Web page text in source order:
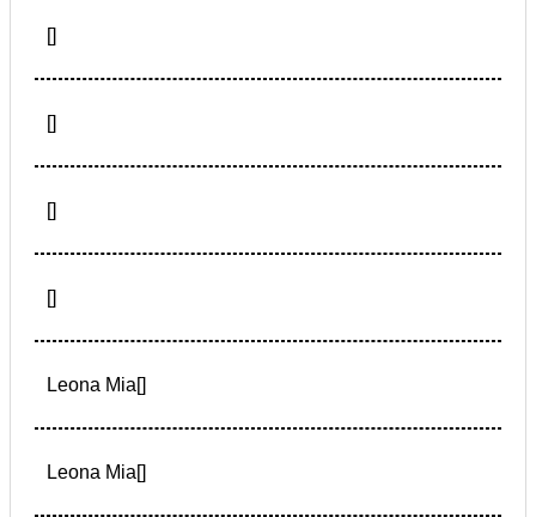
[]
[]
[]
[]
Leona Mia[]
Leona Mia[]